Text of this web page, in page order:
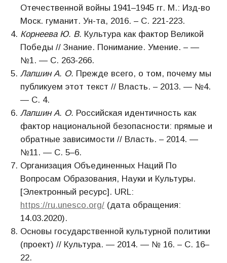
Отечественной войны 1941–1945 гг. М.: Изд-во
Моск. гуманит. Ун-та, 2016. – С. 221-223.
Корнеева Ю. В. Культура как фактор Великой
Победы // Знание. Понимание. Умение. – —
№1. — С. 263-266.
Лапшин А. О. Прежде всего, о том, почему мы
публикуем этот текст // Власть. – 2013. — №4.
— С. 4.
Лапшин А. О. Российская идентичность как
фактор национальной безопасности: прямые и
обратные зависимости // Власть. – 2014. —
№11. — С. 5–6.
Организация Объединенных Наций По
Вопросам Образования, Науки и Культуры.
[Электронный ресурс]. URL:
https://ru.unesco.org/ (дата обращения:
14.03.2020).
Основы государственной культурной политики
(проект) // Культура. — 2014. — № 16. – С. 16–
22.